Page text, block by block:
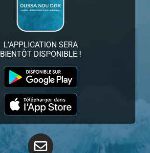
L’APPLICATION SERA
BIENTÔT DISPONIBLE !